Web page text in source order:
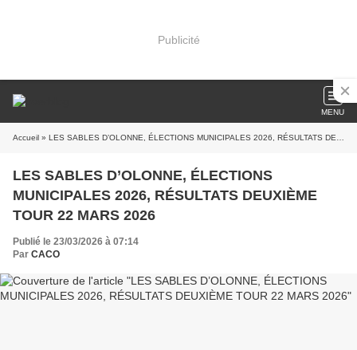
Publicité
MENU
Accueil » LES SABLES D’OLONNE, ÉLECTIONS MUNICIPALES 2026, RÉSULTATS DEUXIÈME TOUR 22 MARS 2026
LES SABLES D’OLONNE, ÉLECTIONS
MUNICIPALES 2026, RÉSULTATS DEUXIÈME
TOUR 22 MARS 2026
Publié le 23/03/2026 à 07:14
Par CACO